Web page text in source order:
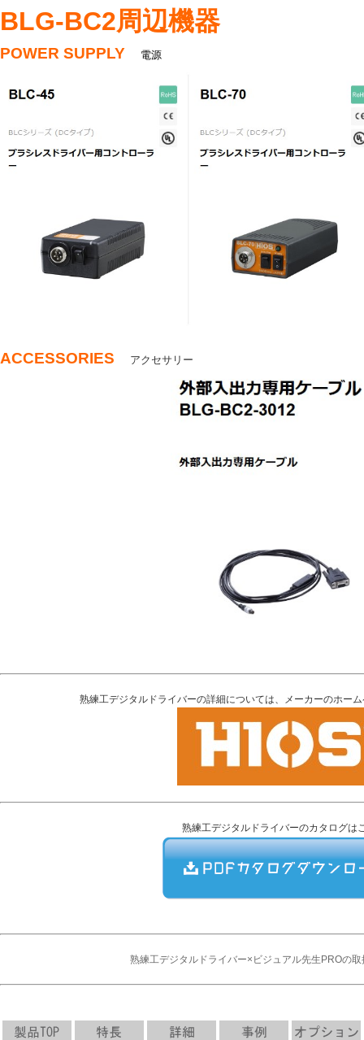
BLG-BC2周辺機器
POWER SUPPLY 電源
ACCESSORIES アクセサリー
熟練工デジタルドライバーの詳細については、メーカーのホー
熟練工デジタルドライバーのカタログは
熟練工デジタルドライバー×ビジュアル先生PROの